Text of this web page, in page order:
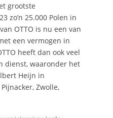
grootste
zo’n 25.000 Polen in
OTTO is nu een van
een vermogen in
heeft dan ook veel
dienst, waaronder het
Heijn in
Zwolle,